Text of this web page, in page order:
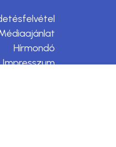
Hírmondó
Impresszum